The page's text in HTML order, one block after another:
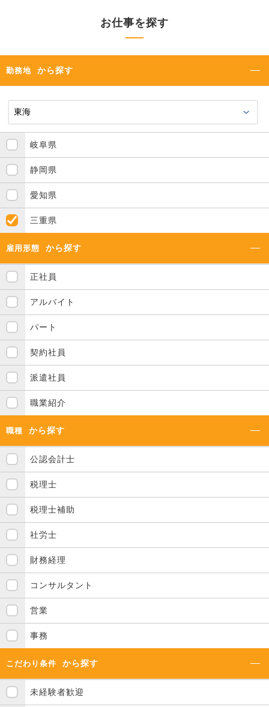
お仕事を探す
勤務地 から探す
岐阜県
静岡県
愛知県
三重県
雇用形態 から探す
正社員
アルバイト
パート
契約社員
派遣社員
職業紹介
職種 から探す
公認会計士
税理士
税理士補助
社労士
財務経理
コンサルタント
営業
事務
こだわり条件 から探す
未経験者歓迎